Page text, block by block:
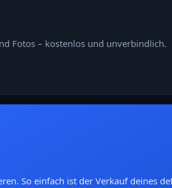
Fotos – kostenlos und unverbindlich.
So einfach ist der Verkauf deines